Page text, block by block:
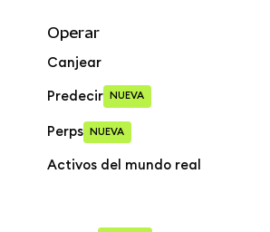
Operar
Canjear
Predecir NUEVA
Perps NUEVA
Activos del mundo real